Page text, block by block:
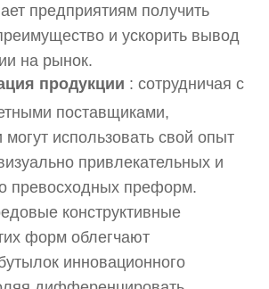
предприятиям получить
и ускорить вывод
на рынок.
продукции : сотрудничая с
поставщиками,
могут использовать свой опыт
привлекательных и
превосходных преформ.
конструктивные
форм облегчают
инновационного
дифференцировать